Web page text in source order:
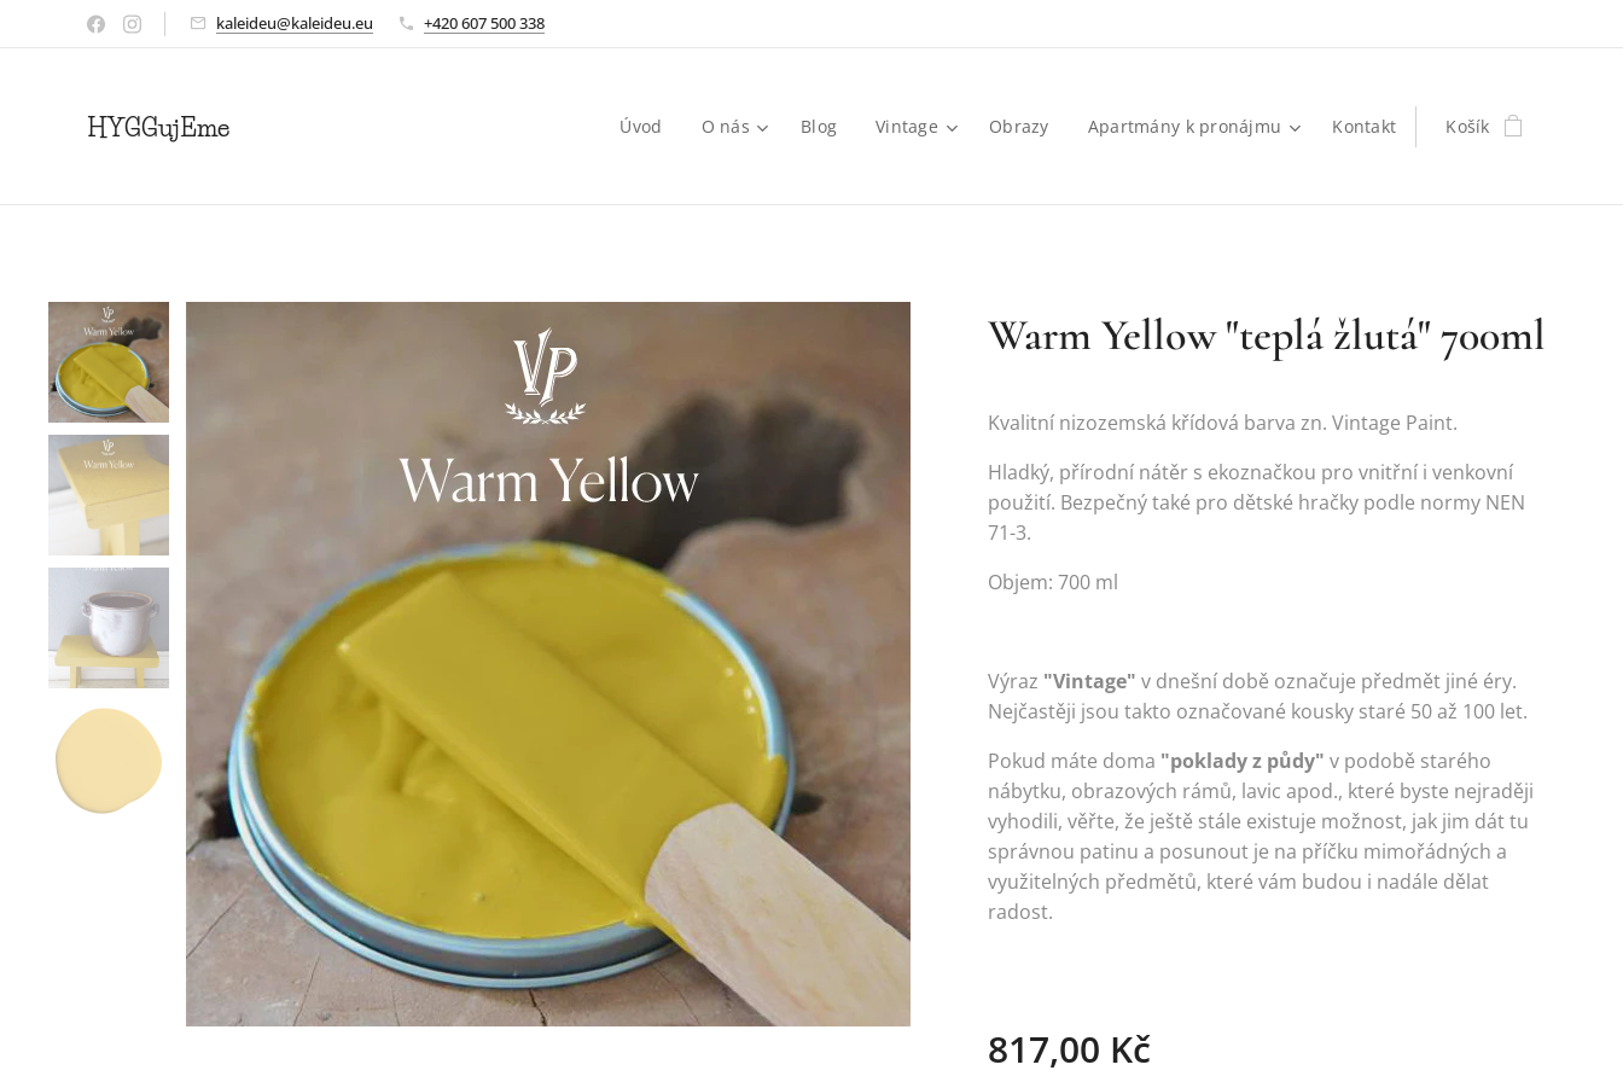
kaleideu@kaleideu.eu +420 607 500 338
HYGGujEme Úvod O nás Blog Vintage Obrazy Apartmány k pronájmu Kontakt Košík
Warm Yellow "teplá žlutá" 700ml
Kvalitní nizozemská křídová barva zn. Vintage Paint.
Hladký, přírodní nátěr s ekoznačkou pro vnitřní i venkovní
použití. Bezpečný také pro dětské hračky podle normy NEN
71-3.
Objem: 700 ml
Výraz "Vintage"v dnešní době označuje předmět jiné éry.
Nejčastěji jsou takto označované kousky staré 50 až 100 let.
Pokud máte doma "poklady z půdy" v podobě starého
nábytku, obrazových rámů, lavic apod., které byste nejraději
vyhodili, věřte, že ještě stále existuje možnost, jak jim dát tu
správnou patinu a posunout je na příčku mimořádných a
využitelných předmětů, které vám budou i nadále dělat
radost.
817,00 Kč